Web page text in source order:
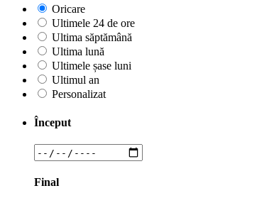
Oricare
Ultimele 24 de ore
Ultima săptămână
Ultima lună
Ultimele șase luni
Ultimul an
Personalizat
Început
Final